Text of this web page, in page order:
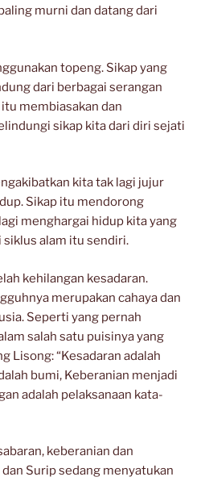
murni dan datang dari
topeng. Sikap yang
dari berbagai serangan
membiasakan dan
sikap kita dari diri sejati
kita tak lagi jujur
Sikap itu mendorong
menghargai hidup kita yang
siklus alam itu sendiri.
kehilangan kesadaran.
merupakan cahaya dan
Seperti yang pernah
salah satu puisinya yang
Lisong: “Kesadaran adalah
bumi, Keberanian menjadi
adalah pelaksanaan kata-
keberanian dan
Surip sedang menyatukan